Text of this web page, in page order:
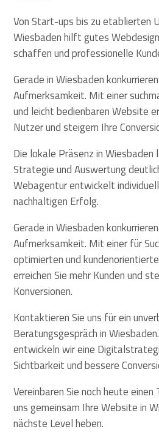
Von Start-ups bis zu etablierten
Wiesbaden hilft gutes
schaffen und professionelle
Gerade in Wiesbaden
Aufmerksamkeit. Mit einer
und leicht bedienbaren Website
Nutzer und steigern Ihre
Die lokale Präsenz in
Strategie und Auswertung
Webagentur entwickelt
nachhaltigen Erfolg.
Gerade in Wiesbaden
Aufmerksamkeit. Mit einer für
optimierten und
erreichen Sie mehr Kunden und
Konversionen.
Kontaktieren Sie uns für ein
Beratungsgespräch in
entwickeln wir eine
Sichtbarkeit und bessere
Vereinbaren Sie noch heute einen
uns gemeinsam Ihre Website in
nächste Level heben.